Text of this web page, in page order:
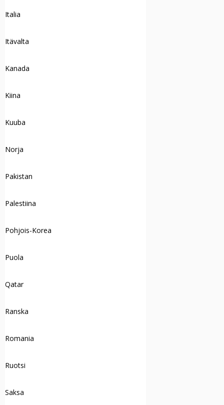
Italia
Itävalta
Kanada
Kiina
Kuuba
Norja
Pakistan
Palestiina
Pohjois-Korea
Puola
Qatar
Ranska
Romania
Ruotsi
Saksa